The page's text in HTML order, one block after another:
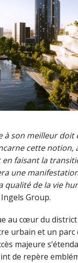
à son meilleur
cette
faisant la
une
qualité de la vie
Group.
au cœur du district
urbain et un parc
majeure
de repère